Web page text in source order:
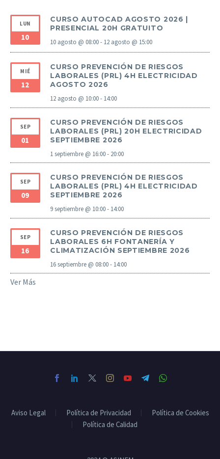
LUN
10
CURSO AUTOCAD AGOSTO 2026 |
PRESENCIAL 20H GRATUITO
10 agosto @ 08:00- 12 agosto @ 15:00
MIÉ
12
CURSO PREVENCIÓN DE RIESGOS
LABORALES (PRL) 4H ELECTRICIDAD
AGOSTO 2026
12 agosto @ 10:00- 14:00
SEP
01
CURSO PREVENCIÓN DE RIESGOS
LABORALES (PRL) 20H ELECTRICIDAD
SEPTIEMBRE 2026
1 septiembre @ 16:00- 20:00
SEP
09
CURSO PREVENCIÓN DE RIESGOS
LABORALES (PRL) 4H ELECTRICIDAD
SEPTIEMBRE 2026
9 septiembre @ 10:00- 14:00
SEP
16
CURSO PREVENCIÓN DE RIESGOS
LABORALES 6H FONTANERÍA Y
CLIMATIZACIÓN SEPTIEMBRE 2026
16 septiembre @ 08:00- 14:00
Ver Más
Aviso Legal Política de Privacidad
Política de Cookies
Política de Calidad